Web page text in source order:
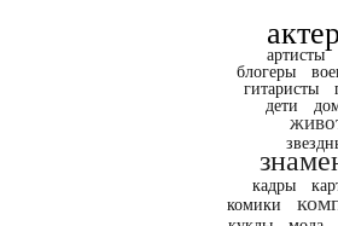
артисты
блогеры
гитаристы
дети
кадры
комики